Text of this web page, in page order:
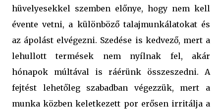
hüvelyesekkel szemben előnye, hogy nem kell
évente vetni, a különböző talajmunkálatokat és
az ápolást elvégezni. Szedése is kedvező, mert a
lehullott termések nem nyílnak fel, akár
hónapok múltával is ráérünk összeszedni. A
fejtést lehetőleg szabadban végezzük, mert a
munka közben keletkezett por erősen irritálja a